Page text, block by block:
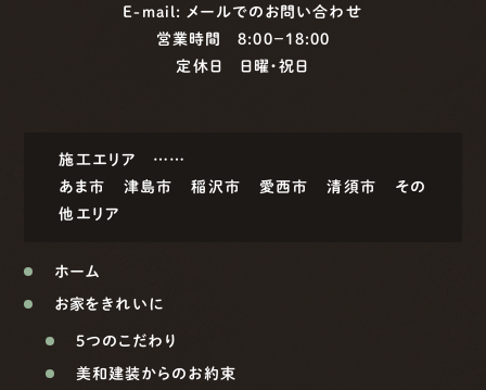
E-mail:
メールでのお問い合わせ
営業時間 8:00−18:00
定休日 日曜・祝日
施工エリア ……
あま市
津島市 稲沢市 愛西市 清須市
その
他エリア
ホーム
お家をきれいに
5つのこだわり
美和建装からのお約束